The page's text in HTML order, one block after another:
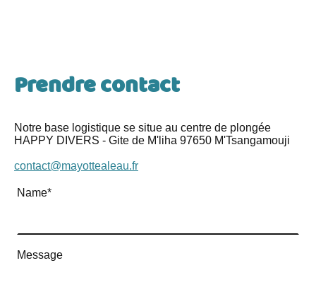
Prendre contact
Notre base logistique se situe au centre de plongée
HAPPY DIVERS - Gite de M'liha 97650 M'Tsangamouji
contact@mayottealeau.fr
Name*
Message